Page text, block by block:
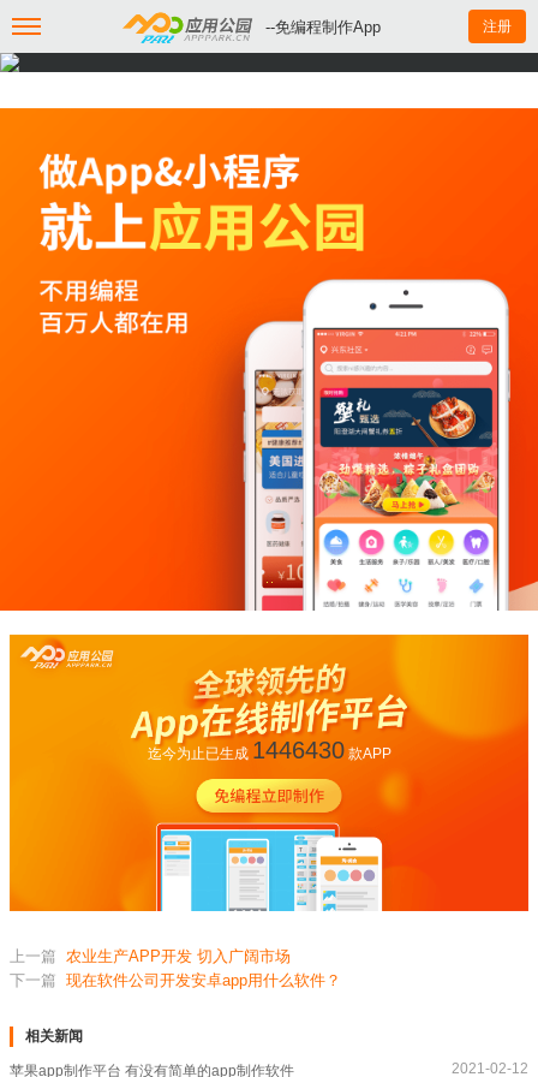
--免编程制作App 注册
迄今为止已生成 1446430款APP
上一篇 农业生产APP开发 切入广阔市场
下一篇 现在软件公司开发安卓app用什么软件？
相关新闻
苹果app制作平台 有没有简单的app制作软件 2021-02-12